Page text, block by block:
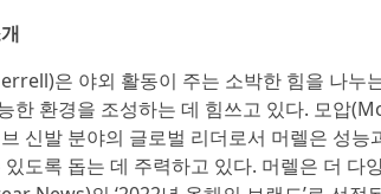
은 야외 활동이 주는 소박한 힘을 나누
한 환경을 조성하는 데 힘쓰고 있다. 모압
신발 분야의 글로벌 리더로서 머렐은 성
있도록 돕는 데 주력하고 있다. 머렐은 더